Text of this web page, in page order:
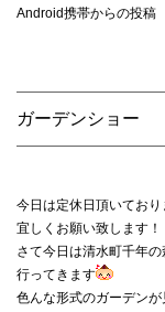
Android携帯からの投稿
ガーデンショー
今日は定休日頂いており
宜しくお願い致します！
さて今日は清水町千年
行ってきます
色んな形式のガーデン